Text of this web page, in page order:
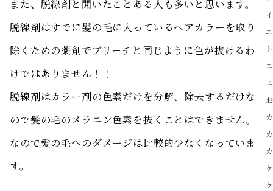
また、脱線剤と聞いたことある人も多いと思います。
脱線剤はすでに髪の毛に入っているヘアカラーを取り
除くための薬剤でブリーチと同じように色が抜けるわ
けではありません！！
脱線剤はカラー剤の色素だけを分解、除去するだけな
ので髪の毛のメラニン色素を抜くことはできません。
なので髪の毛へのダメージは比較的少なくなっていま
す。
ト